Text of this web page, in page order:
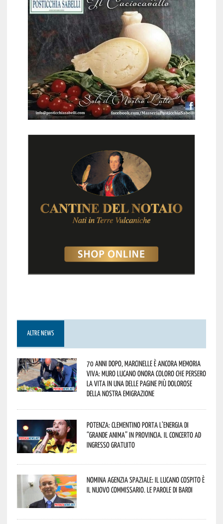
ALTRE NEWS
70 anni dopo, Marcinelle è ancora memoria
viva: Muro Lucano onora coloro che persero
la vita in una delle pagine più dolorose
della nostra emigrazione
Potenza: Clementino porta l’energia di
“Grande Anima” in provincia. Il concerto ad
ingresso gratuito
Nomina Agenzia Spaziale: il lucano Cospito è
il nuovo commissario. Le parole di Bardi